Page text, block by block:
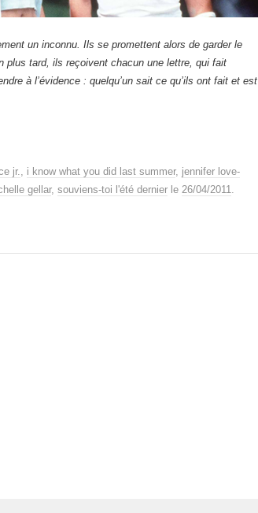
un inconnu. Ils se promettent alors de garder le
plus tard, ils reçoivent chacun une lettre, qui fait
à l’évidence : quelqu’un sait ce qu’ils ont fait et est
jr. i know what you did last summer, jennifer love-
gellar, souviens-toi l'été dernier le 26/04/2011